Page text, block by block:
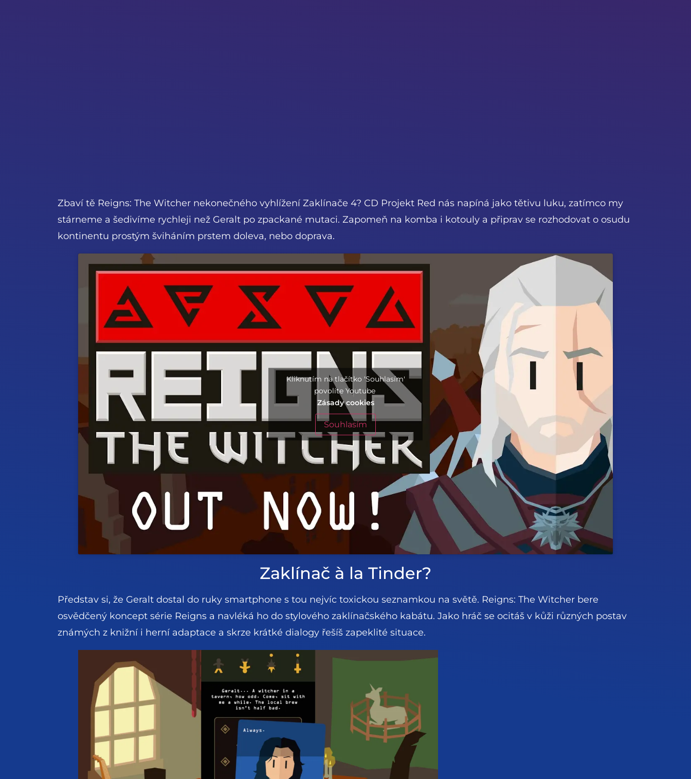
Zbaví tě Reigns: The Witcher nekonečného vyhlížení Zaklínače 4? CD Projekt Red nás napíná jako tětivu luku, zatímco my
stárneme a šedivíme rychleji než Geralt po zpackané mutaci. Zapomeň na komba i kotouly a připrav se rozhodovat o osudu
kontinentu prostým šviháním prstem doleva, nebo doprava.
Kliknutím na tlačítko 'Souhlasím'
povolíte Youtube
Zásady cookies
Souhlasím
Zaklínač à la Tinder?
Představ si, že Geralt dostal do ruky smartphone s tou nejvíc toxickou seznamkou na světě. Reigns: The Witcher bere
osvědčený koncept série Reigns a navléká ho do stylového zaklínačského kabátu. Jako hráč se ocitáš v kůži různých postav
známých z knižní i herní adaptace a skrze krátké dialogy řešíš zapeklité situace.